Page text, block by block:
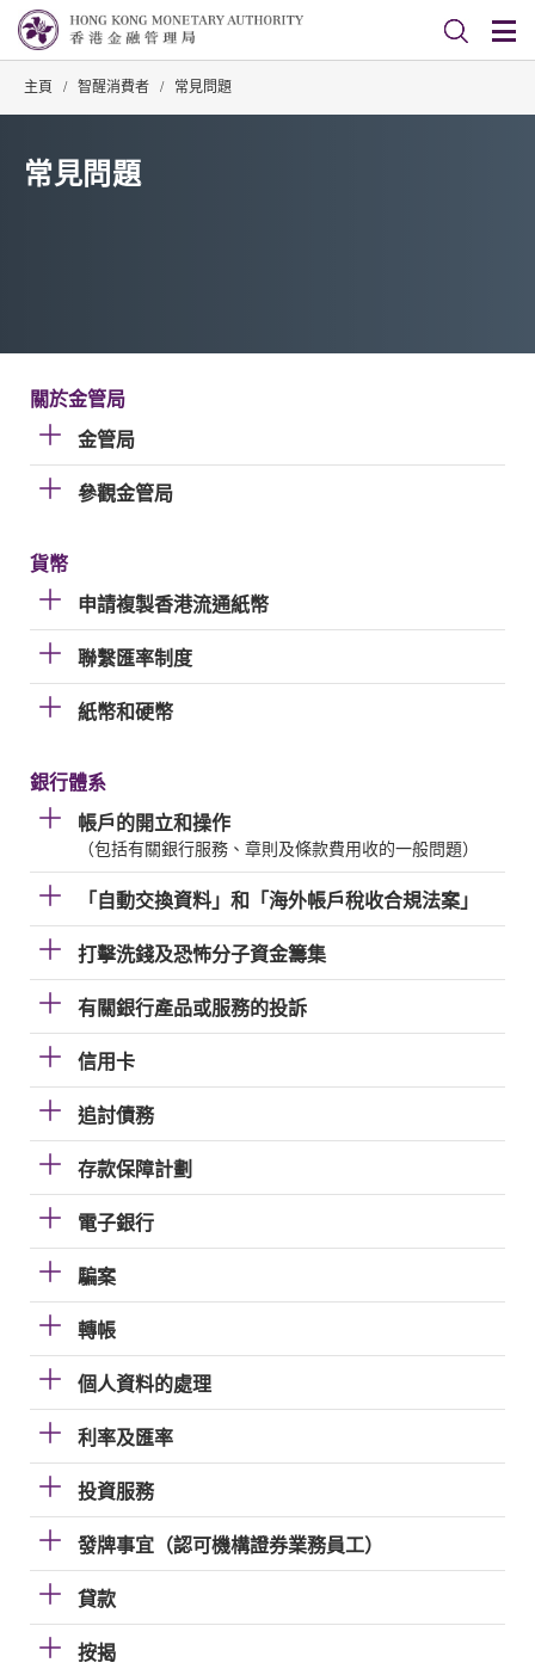
主頁 / 智醒消費者 / 常見問題
常見問題
關於金管局
金管局
參觀金管局
貨幣
申請複製香港流通紙幣
聯繫匯率制度
紙幣和硬幣
銀行體系
帳戶的開立和操作
（包括有關銀行服務、章則及條款費用收的一般問題）
「自動交換資料」和「海外帳戶稅收合規法案」
打擊洗錢及恐怖分子資金籌集
有關銀行產品或服務的投訴
信用卡
追討債務
存款保障計劃
電子銀行
騙案
轉帳
個人資料的處理
利率及匯率
投資服務
發牌事宜（認可機構證券業務員工）
貸款
按揭